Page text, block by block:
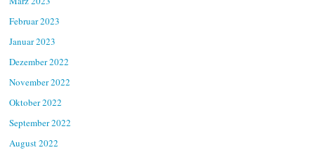
Februar 2023
Januar 2023
Dezember 2022
November 2022
Oktober 2022
September 2022
August 2022